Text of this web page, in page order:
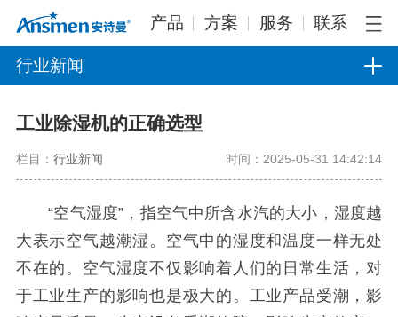
产品 方案 服务 联系
行业新闻
工业除湿机的正确选型
栏目： 行业新闻 时间：2025-05-31 14:42:14
“空气湿度”，指空气中所含水汽的大小，湿度越
大表示空气越潮湿。空气中的湿度和温度一样无处
不在的。空气湿度不仅影响着人们的日常生活，对
于工业生产的影响也是极大的。工业产品受潮，影